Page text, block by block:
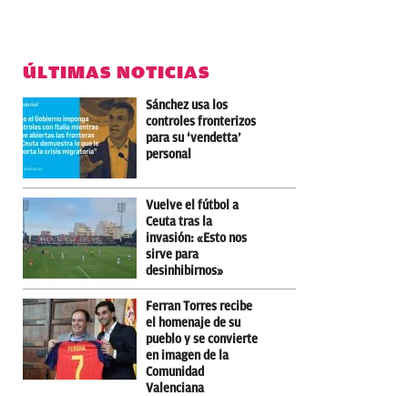
ÚLTIMAS NOTICIAS
Sánchez usa los
controles fronterizos
para su ‘vendetta’
personal
Vuelve el fútbol a
Ceuta tras la
invasión: «Esto nos
sirve para
desinhibirnos»
Ferran Torres recibe
el homenaje de su
pueblo y se convierte
en imagen de la
Comunidad
Valenciana